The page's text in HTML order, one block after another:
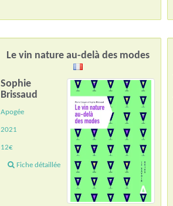
Le vin nature au-delà des modes
Sophie
Brissaud
Apogée
2021
12€
Fiche détaillée